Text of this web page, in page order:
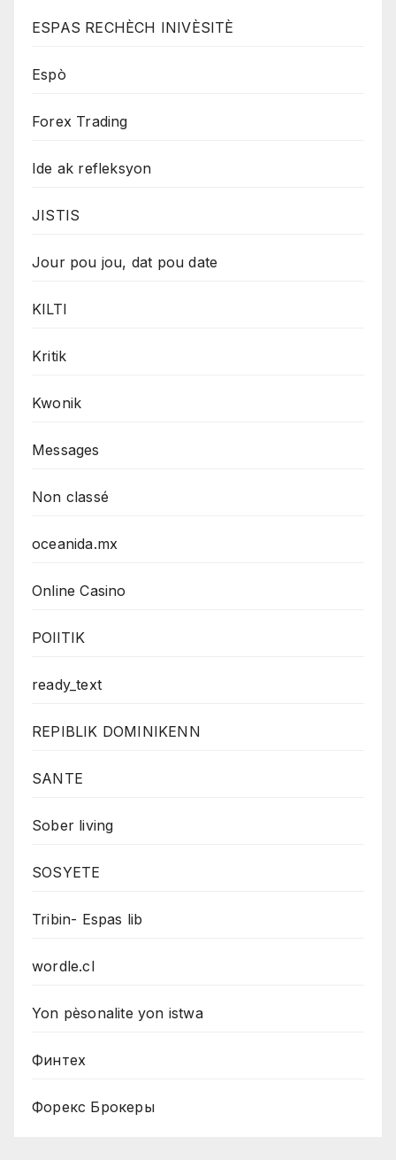
ESPAS RECHÈCH INIVÈSITÈ
Espò
Forex Trading
Ide ak refleksyon
JISTIS
Jour pou jou, dat pou date
KILTI
Kritik
Kwonik
Messages
Non classé
oceanida.mx
Online Casino
POlITIK
ready_text
REPIBLIK DOMINIKENN
SANTE
Sober living
SOSYETE
Tribin- Espas lib
wordle.cl
Yon pèsonalite yon istwa
Финтех
Форекс Брокеры